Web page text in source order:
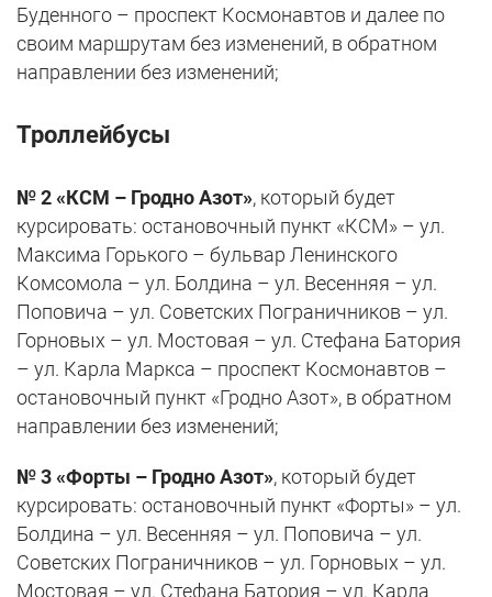
Буденного – проспект Космонавтов и далее по
своим маршрутам без изменений, в обратном
направлении без изменений;
Троллейбусы
№ 2 «КСМ – Гродно Азот», который будет
курсировать: остановочный пункт «КСМ» – ул.
Максима Горького – бульвар Ленинского
Комсомола – ул. Болдина – ул. Весенняя – ул.
Поповича – ул. Советских Пограничников – ул.
Горновых – ул. Мостовая – ул. Стефана Батория
– ул. Карла Маркса – проспект Космонавтов –
остановочный пункт «Гродно Азот», в обратном
направлении без изменений;
№ 3 «Форты – Гродно Азот», который будет
курсировать: остановочный пункт «Форты» – ул.
Болдина – ул. Весенняя – ул. Поповича – ул.
Советских Пограничников – ул. Горновых – ул.
Мостовая – ул. Стефана Батория – ул. Карла